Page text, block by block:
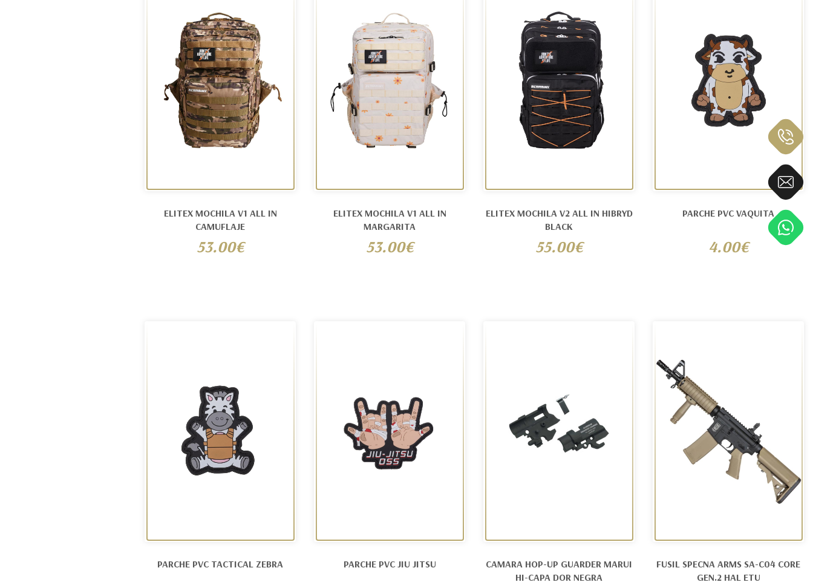
ELITEX MOCHILA V1 ALL IN
CAMUFLAJE
53.00€
ELITEX MOCHILA V1 ALL IN
MARGARITA
53.00€
ELITEX MOCHILA V2 ALL IN HIBRYD
BLACK
55.00€
PARCHE PVC VAQUITA
4.00€
PARCHE PVC TACTICAL ZEBRA PARCHE PVC JIU JITSU
CAMARA HOP-UP GUARDER MARUI
HI-CAPA DOR NEGRA
FUSIL SPECNA ARMS SA-C04 CORE
GEN.2 HAL ETU